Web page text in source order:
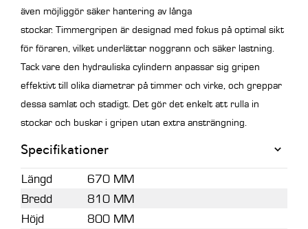
även möjliggör säker hantering av långa
stockar. Timmergripen är designad med fokus på optimal sikt
för föraren, vilket underlättar noggrann och säker lastning.
Tack vare den hydrauliska cylindern anpassar sig gripen
effektivt till olika diametrar på timmer och virke, och greppar
dessa samlat och stadigt. Det gör det enkelt att rulla in
stockar och buskar i gripen utan extra ansträngning.
Specifikationer
Längd
670 MM
Bredd
810 MM
Höjd
800 MM